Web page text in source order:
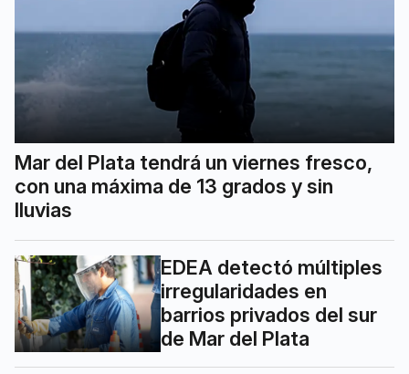
Mar del Plata tendrá un viernes fresco,
con una máxima de 13 grados y sin
lluvias
EDEA detectó múltiples
irregularidades en
barrios privados del sur
de Mar del Plata